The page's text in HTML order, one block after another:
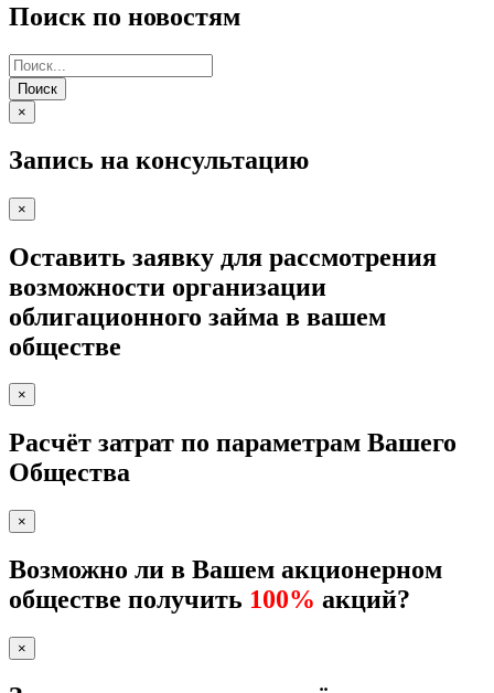
Поиск по новостям
Поиск
×
Запись на консультацию
×
Оставить заявку для рассмотрения
возможности организации
облигационного займа в вашем
обществе
×
Расчёт затрат по параметрам Вашего
Общества
×
Возможно ли в Вашем акционерном
обществе получить 100% акций?
×